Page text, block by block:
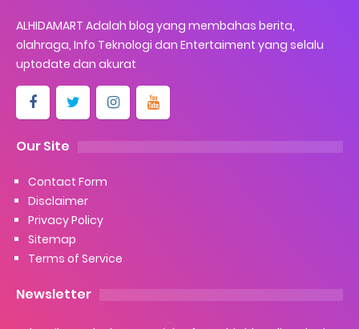
ALHIDAMART Adalah blog yang membahas berita,
olahraga, Info Teknologi dan Entertaiment yang selalu
uptodate dan akurat
Our Site
Contact Form
Disclaimer
Privacy Policy
Sitemap
Terms of Service
Newsletter